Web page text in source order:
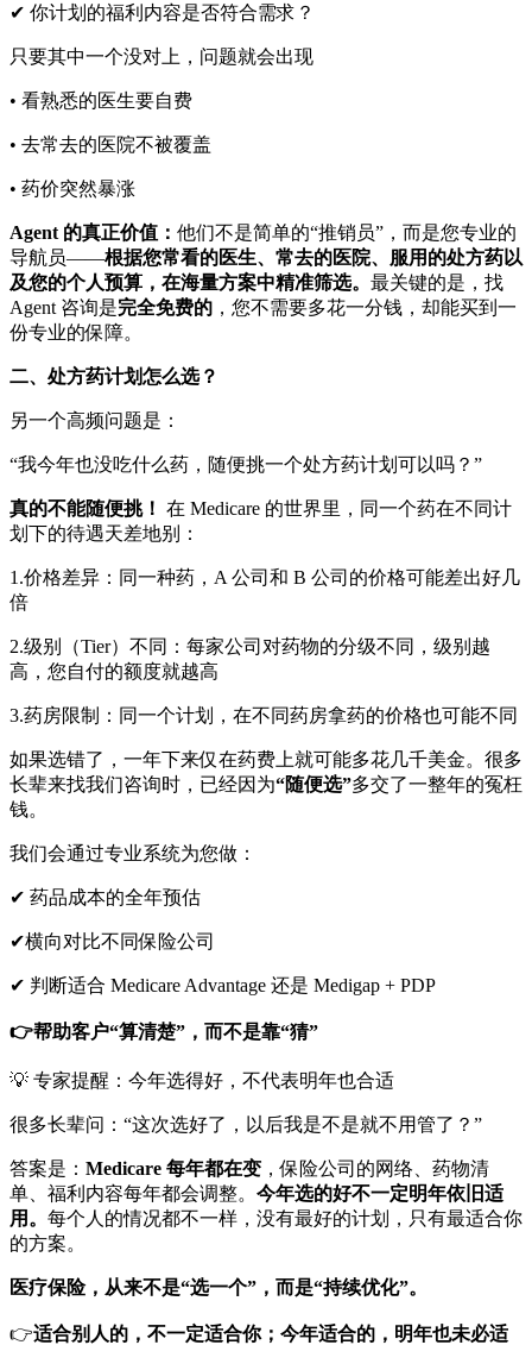
✔ 你计划的福利内容是否符合需求？
只要其中一个没对上，问题就会出现
• 看熟悉的医生要自费
• 去常去的医院不被覆盖
• 药价突然暴涨
Agent 的真正价值： 他们不是简单的“推销员”，而是您专业的
导航员——根据您常看的医生、常去的医院、服用的处方药以
及您的个人预算，在海量方案中精准筛选。 最关键的是，找
Agent 咨询是完全免费的 ，您不需要多花一分钱，却能买到一
份专业的保障。
二、处方药计划怎么选？
另一个高频问题是：
“我今年也没吃什么药，随便挑一个处方药计划可以吗？”
真的不能随便挑！ 在 Medicare 的世界里，同一个药在不同计
划下的待遇天差地别：
1.价格差异：同一种药，A 公司和 B 公司的价格可能差出好几
倍
2.级别（Tier）不同：每家公司对药物的分级不同，级别越
高，您自付的额度就越高
3.药房限制：同一个计划，在不同药房拿药的价格也可能不同
如果选错了，一年下来仅在药费上就可能多花几千美金。很多
长辈来找我们咨询时，已经因为“随便选”多交了一整年的冤枉
钱。
我们会通过专业系统为您做：
✔ 药品成本的全年预估
✔横向对比不同保险公司
✔ 判断适合 Medicare Advantage 还是 Medigap + PDP
👉帮助客户“算清楚”，而不是靠“猜”
💡 专家提醒：今年选得好，不代表明年也合适
很多长辈问：“这次选好了，以后我是不是就不用管了？”
答案是： Medicare 每年都在变 ，保险公司的网络、药物清
单、福利内容每年都会调整。 今年选的好不一定明年依旧适
用。 每个人的情况都不一样，没有最好的计划，只有最适合你
的方案。
医疗保险，从来不是“选一个”，而是“持续优化”。
👉适合别人的，不一定适合你；今年适合的，明年也未必适